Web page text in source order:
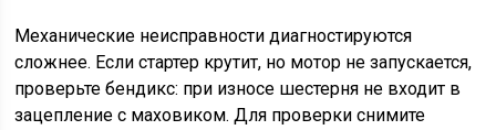
Механические неисправности диагностируются
сложнее. Если стартер крутит, но мотор не запускается,
проверьте бендикс: при износе шестерня не входит в
зацепление с маховиком. Для проверки снимите